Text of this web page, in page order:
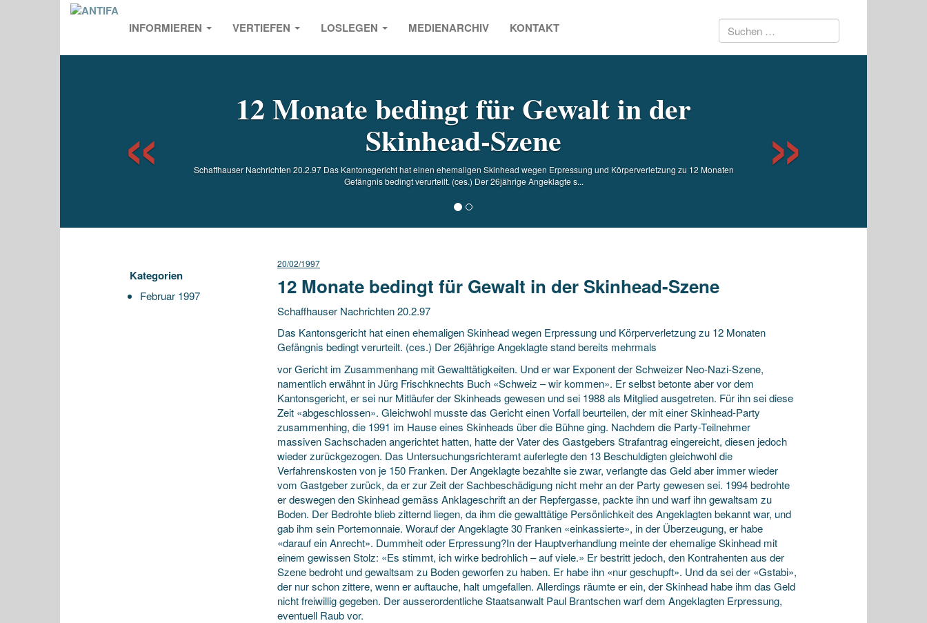
INFORMIEREN VERTIEFEN LOSLEGEN MEDIENARCHIV KONTAKT Suchen
12 Monate bedingt für Gewalt in der
Skinhead-Szene
Schaffhauser Nachrichten 20.2.97 Das Kantonsgericht hat einen ehemaligen Skinhead wegen Erpressung und Körperverletzung zu 12 Monaten
Gefängnis bedingt verurteilt. (ces.) Der 26jährige Angeklagte s...
Previous
Kategorien
Februar 1997
20/02/1997
12 Monate bedingt für Gewalt in der Skinhead-Szene
Schaffhauser Nachrichten 20.2.97
Das Kantonsgericht hat einen ehemaligen Skinhead wegen Erpressung und Körperverletzung zu 12 Monaten
Gefängnis bedingt verurteilt. (ces.) Der 26jährige Angeklagte stand bereits mehrmals
vor Gericht im Zusammenhang mit Gewalttätigkeiten. Und er war Exponent der Schweizer Neo-Nazi-Szene,
namentlich erwähnt in Jürg Frischknechts Buch «Schweiz – wir kommen». Er selbst betonte aber vor dem
Kantonsgericht, er sei nur Mitläufer der Skinheads gewesen und sei 1988 als Mitglied ausgetreten. Für ihn sei diese
Zeit «abgeschlossen». Gleichwohl musste das Gericht einen Vorfall beurteilen, der mit einer Skinhead-Party
zusammenhing, die 1991 im Hause eines Skinheads über die Bühne ging. Nachdem die Party-Teilnehmer
massiven Sachschaden angerichtet hatten, hatte der Vater des Gastgebers Strafantrag eingereicht, diesen jedoch
wieder zurückgezogen. Das Untersuchungsrichteramt auferlegte den 13 Beschuldigten gleichwohl die
Verfahrenskosten von je 150 Franken. Der Angeklagte bezahlte sie zwar, verlangte das Geld aber immer wieder
vom Gastgeber zurück, da er zur Zeit der Sachbeschädigung nicht mehr an der Party gewesen sei. 1994 bedrohte
er deswegen den Skinhead gemäss Anklageschrift an der Repfergasse, packte ihn und warf ihn gewaltsam zu
Boden. Der Bedrohte blieb zitternd liegen, da ihm die gewalttätige Persönlichkeit des Angeklagten bekannt war, und
gab ihm sein Portemonnaie. Worauf der Angeklagte 30 Franken «einkassierte», in der Überzeugung, er habe
«darauf ein Anrecht». Dummheit oder Erpressung?In der Hauptverhandlung meinte der ehemalige Skinhead mit
einem gewissen Stolz: «Es stimmt, ich wirke bedrohlich – auf viele.» Er bestritt jedoch, den Kontrahenten aus der
Szene bedroht und gewaltsam zu Boden geworfen zu haben. Er habe ihn «nur geschupft». Und da sei der «Gstabi»,
der nur schon zittere, wenn er auftauche, halt umgefallen. Allerdings räumte er ein, der Skinhead habe ihm das Geld
nicht freiwillig gegeben. Der ausserordentliche Staatsanwalt Paul Brantschen warf dem Angeklagten Erpressung,
eventuell Raub vor.